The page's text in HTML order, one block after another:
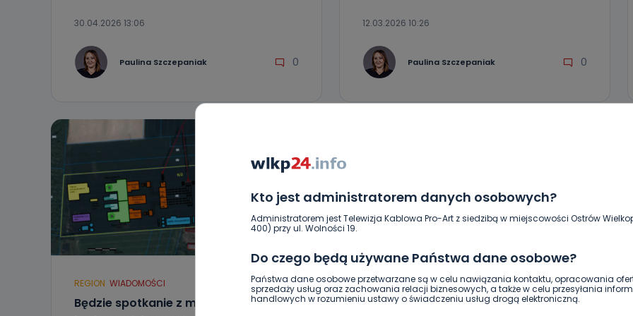
Kto jest administratorem danych osobowych?
Administratorem jest Telewizja Kablowa Pro-Art z siedzibą w miejscowości Ostrów
400) przy ul. Wolności 19.
Do czego będą używane Państwa dane osobowe?
Państwa dane osobowe przetwarzane są w celu nawiązania kontaktu, opracowania
sprzedaży usług oraz zachowania relacji biznesowych, a także w celu przesyłania
handlowych w rozumieniu ustawy o świadczeniu usług drogą elektroniczną.
30.04.2026 13:06
Paulina Szczepaniak 0
12.03.2026 10:26
Paulina Szczepaniak 0
REGION WIADOMOŚCI
Będzie spotkanie z mieszkańcami ws.
REGION WIADOMOŚCI
Krematorium – głos mieszkańców.